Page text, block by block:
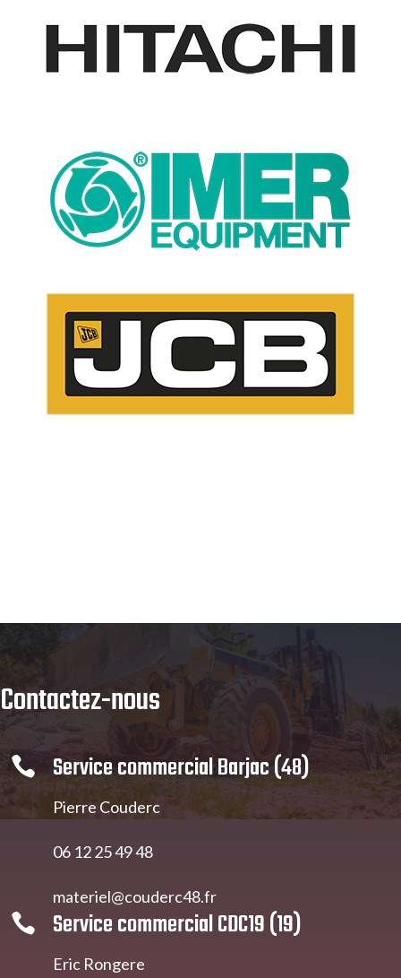
Contactez-nous
 Service commercial Barjac (48)
Pierre Couderc
06 12 25 49 48
materiel@couderc48.fr
 Service commercial CDC19 (19)
Eric Rongere